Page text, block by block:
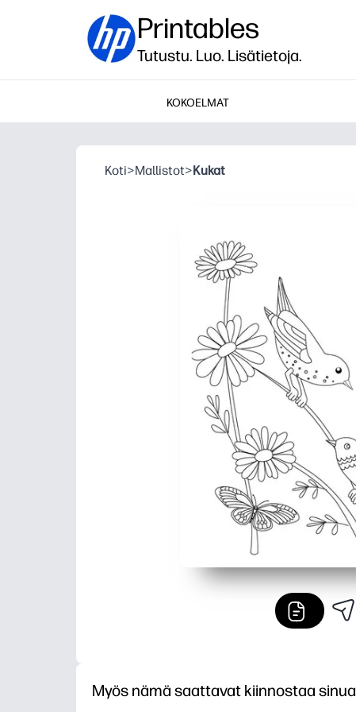
Printables
Tutustu. Luo. Lisätietoja.
KOKOELMAT
Koti>Mallistot>Kukat
Myös nämä saattavat kiinnostaa sinua